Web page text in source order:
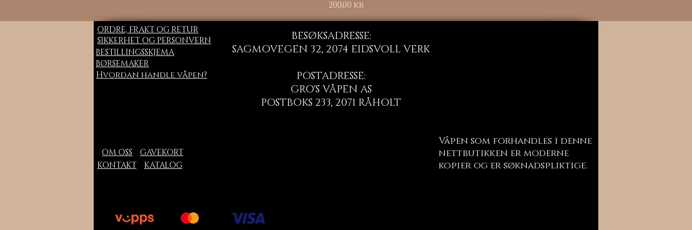
Pris
200,00 kr
ORDRE, FRAKT OG RETUR
SIKKERHET OG PERSONVERN
BESTILLINGSSKJEMA
BØRSEMAKER
BESØKSADRESSE:
SAGMOVEGEN 32, 2074 EIDSVOLL VERK
POSTADRESSE:
GRO'S VÅPEN AS
POSTBOKS 233, 2071 RÅHOLT
Hvordan handle våpen?
OM OSS
GAVEKORT
KONTAKT
KATALOG
Våpen som forhandles i denne
nettbutikken er moderne
kopier og er søknadspliktige.